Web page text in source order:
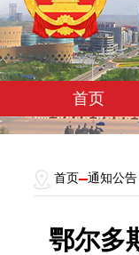
首页
首页 通知公告
鄂尔多